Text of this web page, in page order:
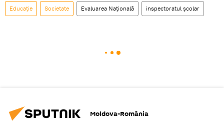
Educație Societate Evaluarea Naţională inspectoratul școlar
Moldova-România